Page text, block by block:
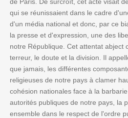
qui se réunissaient dans le cadre
d'un média national et donc, par ce
la presse et d'expression, une des
notre République. Cet attentat abject
terreur, le doute et la division. Il
que jamais, les différentes
religieuses de notre pays à clamer
cohésion nationales face à la
autorités publiques de notre pays, la
ensemble dans le respect de l'ordre